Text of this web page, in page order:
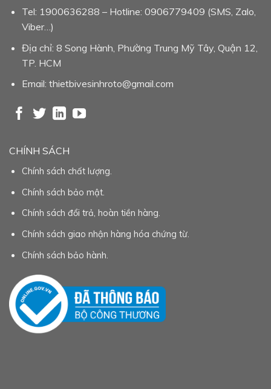
Tel: 1900636288 – Hotline: 0906779409 (SMS, Zalo,
Viber…)
Địa chỉ: 8 Song Hành, Phường Trung Mỹ Tây, Quận 12,
TP. HCM
Email: thietbivesinhroto@gmail.com
CHÍNH SÁCH
Chính sách chất lượng.
Chính sách bảo mật.
Chính sách đổi trả, hoàn tiền hàng.
Chính sách giao nhận hàng hóa chứng từ.
Chính sách bảo hành.